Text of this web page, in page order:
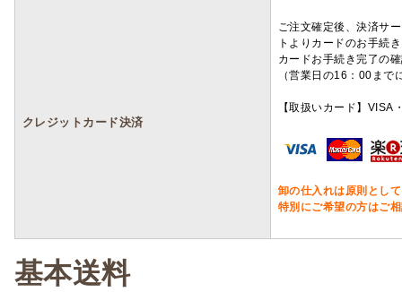
クレジットカード決済
ご注文確定後、決済サ
トよりカードのお手続
カードお手続き完了の
（営業日の16：00ま
【取扱いカード】
卸の仕入れは原則とし
特別にご希望の方はご
基本送料